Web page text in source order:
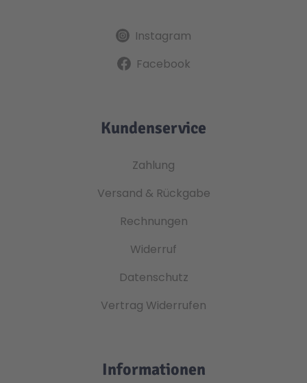
Instagram
Facebook
Kundenservice
Zahlung
Versand & Rückgabe
Rechnungen
Widerruf
Datenschutz
Vertrag Widerrufen
Informationen